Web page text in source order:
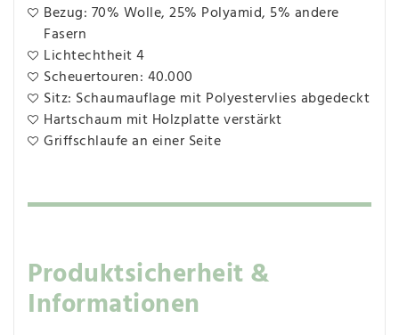
Bezug: 70% Wolle, 25% Polyamid, 5% andere
Fasern
Lichtechtheit 4
Scheuertouren: 40.000
Sitz: Schaumauflage mit Polyestervlies abgedeckt
Hartschaum mit Holzplatte verstärkt
Griffschlaufe an einer Seite
Produktsicherheit &
Informationen